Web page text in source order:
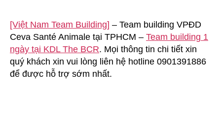
Team
Building
VPĐD
Ceva
[Việt Nam Team Building] – Team building VPĐD
Ceva Santé Animale tại TPHCM – Team building 1
ngày tại KDL The BCR. Mọi thông tin chi tiết xin
quý khách xin vui lòng liên hệ hotline 0901391886
để được hỗ trợ sớm nhất.